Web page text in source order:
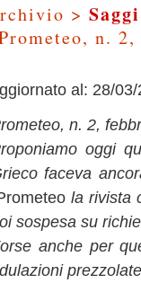
>
n.
al: 28/03/
n. 2,
oggi
faceva
la rivista
sospesa su
anche per